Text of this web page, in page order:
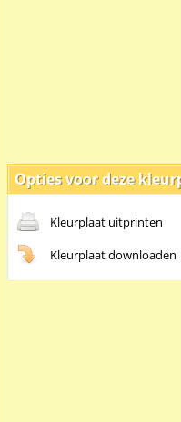
Opties voor deze
Kleurplaat uitprinten
Kleurplaat downloaden